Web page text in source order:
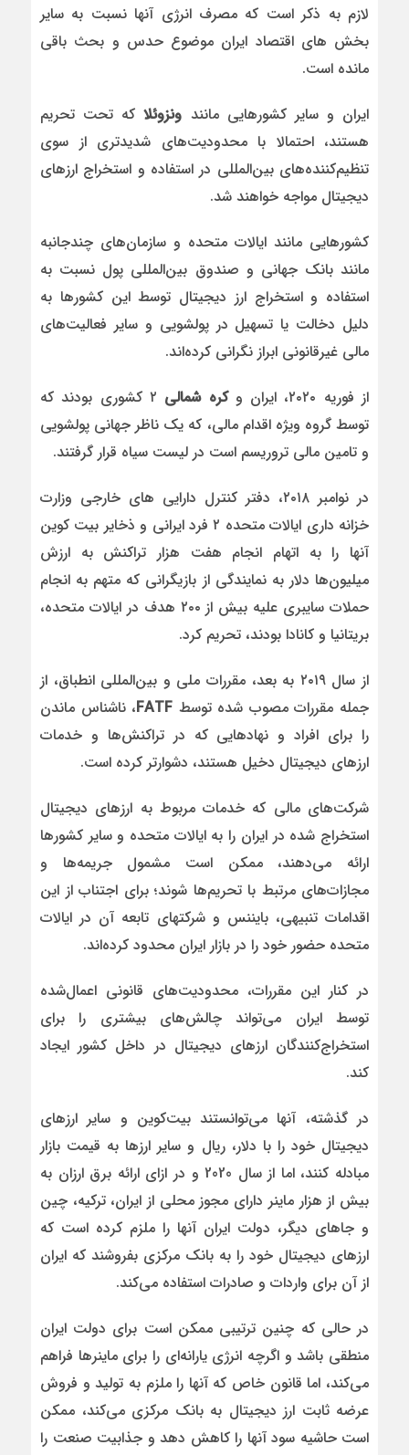
لازم به ذکر است که مصرف انرژی آنها نسبت به سایر
بخش های اقتصاد ایران موضوع حدس و بحث باقی
مانده است.
ایران و سایر کشورهایی مانند ونزوئلاکه تحت تحریم
هستند، احتمالا با محدودیت‌های شدیدتری از سوی
تنظیم‌کننده‌های بین‌المللی در استفاده و استخراج ارزهای
دیجیتال مواجه خواهند شد.
کشورهایی مانند ایالات متحده و سازمان‌های چندجانبه
مانند بانک جهانی و صندوق بین‌المللی پول نسبت به
استفاده و استخراج ارز دیجیتال توسط این کشورها به
دلیل دخالت یا تسهیل در پولشویی و سایر فعالیت‌های
مالی غیرقانونی ابراز نگرانی کرده‌اند.
از فوریه ۲۰۲۰، ایران و
کره شمالی
۲ کشوری بودند که
توسط گروه ویژه اقدام مالی، که یک ناظر جهانی پولشویی
و تامین مالی تروریسم است در لیست سیاه قرار گرفتند.
در نوامبر ۲۰۱۸، دفتر کنترل دارایی های خارجی وزارت
خزانه داری ایالات متحده ۲ فرد ایرانی و ذخایر بیت کوین
آنها را به اتهام انجام هفت هزار تراکنش به ارزش
میلیون‌ها دلار به نمایندگی از بازیگرانی که متهم به انجام
حملات سایبری علیه بیش از ۲۰۰ هدف در ایالات متحده،
بریتانیا و کانادا بودند، تحریم کرد.
از سال ۲۰۱۹ به بعد، مقررات ملی و بین‌المللی انطباق، از
جمله مقررات مصوب شده توسط FATF، ناشناس ماندن
را برای افراد و نهادهایی که در تراکنش‌ها و خدمات
ارزهای دیجیتال دخیل هستند، دشوارتر کرده است.
شرکت‌های مالی که خدمات مربوط به ارزهای دیجیتال
استخراج شده در ایران را به ایالات متحده و سایر کشورها
ارائه می‌دهند، ممکن است مشمول جریمه‌ها و
مجازات‌های مرتبط با تحریم‌ها شوند؛ برای اجتناب از این
اقدامات تنبیهی، بایننس و شرکتهای تابعه آن در ایالات
متحده حضور خود را در بازار ایران محدود کرده‌اند.
در کنار این مقررات، محدودیت‌های قانونی اعمال‌شده
توسط ایران می‌تواند چالش‌های بیشتری را برای
استخراج‌کنندگان ارزهای دیجیتال در داخل کشور ایجاد
کند.
در گذشته، آنها می‌توانستند بیت‌کوین و سایر ارزهای
دیجیتال خود را با دلار، ریال و سایر ارزها به قیمت بازار
مبادله کنند، اما از سال 2020 و در ازای ارائه برق ارزان به
بیش از هزار ماینر دارای مجوز محلی از ایران، ترکیه، چین
و جاهای دیگر، دولت ایران آنها را ملزم کرده است که
ارزهای دیجیتال خود را به بانک مرکزی بفروشند که ایران
از آن برای واردات و صادرات استفاده می‌کند.
در حالی که چنین ترتیبی ممکن است برای دولت ایران
منطقی باشد و اگرچه انرژی یارانه‌ای را برای ماینرها فراهم
می‌کند، اما قانون خاص که آنها را ملزم به تولید و فروش
عرضه ثابت ارز دیجیتال به بانک مرکزی می‌کند، ممکن
است حاشیه سود آنها را کاهش دهد و جذابیت صنعت را